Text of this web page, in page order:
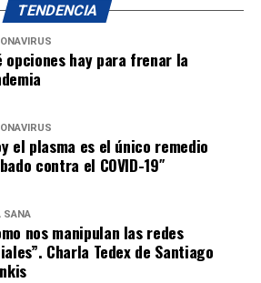
TENDENCIA
opciones hay para frenar la
el plasma es el único remedio
contra el COVID-19″
SANA
nos manipulan las redes
Charla Tedex de Santiago